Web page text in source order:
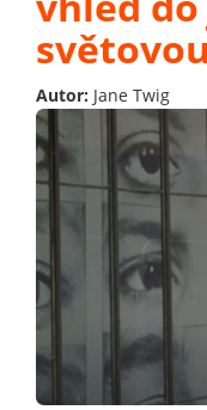
Autor: Jane Twig